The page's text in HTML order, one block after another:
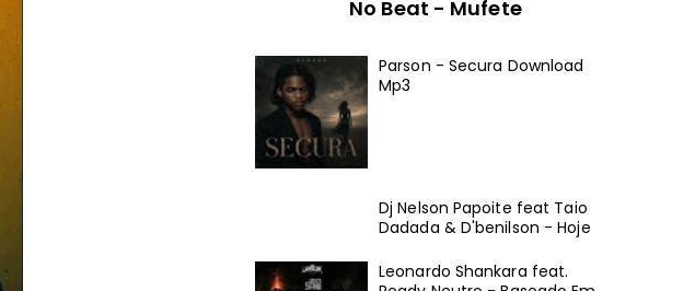
No Beat - Mufete
Parson - Secura Download
Mp3
Dj Nelson Papoite feat Taio
Dadada & D'benilson - Hoje
Leonardo Shankara feat.